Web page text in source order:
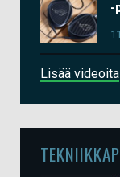
-
Lisää videoita